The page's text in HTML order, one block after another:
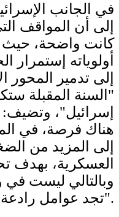
في الجانب
إلى أن المواقف
كانت واضحة،
أولوياته
إلى تدمير المحور
"السنة المقبلة
إسرائيل"، وتضيف:
هناك فرصة، في
إلى المزيد من
العسكرية، بهدف
وبالتالي ليست في
تجد عوامل رادعة لها".